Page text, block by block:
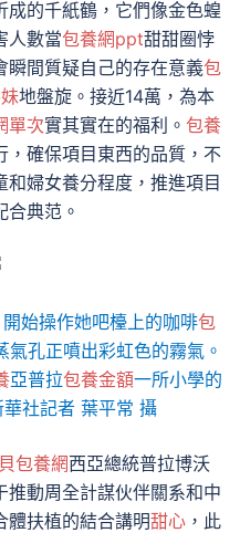
的千紙鶴，它們像金色蝗
人數當包養網ppt甜甜圈悖
瞬間質疑自己的存在意義包
地盤旋。接近14萬，為本
單次實其實在的福利。 包養
，確保項目東西的品質，不
和婦女養分程度，推進項目
典范。
始操作她吧檯上的咖啡包
氣孔正噴出彩虹色的霧氣。
亞普拉包養金額一所小學的
社記者 葉平常 攝
包養網西亞總統普拉博沃
推動周全計謀伙伴關系和中
體扶植的結合講明甜心 ，此